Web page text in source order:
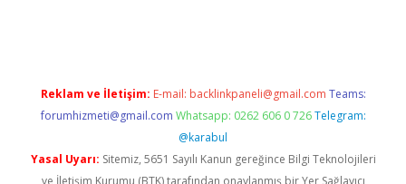
Reklam ve İletişim: E-mail: backlinkpaneli@gmail.com Teams:
forumhizmeti@gmail.com Whatsapp: 0262 606 0 726 Telegram:
@karabul
Yasal Uyarı: Sitemiz, 5651 Sayılı Kanun gereğince Bilgi Teknolojileri
ve İletişim Kurumu (BTK) tarafından onaylanmış bir Yer Sağlayıcı